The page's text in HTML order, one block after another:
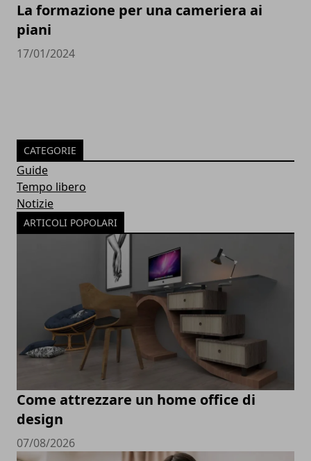
La formazione per una cameriera ai
piani
17/01/2024
CATEGORIE
Guide
Tempo libero
Notizie
ARTICOLI POPOLARI
Come attrezzare un home office di
design
07/08/2026